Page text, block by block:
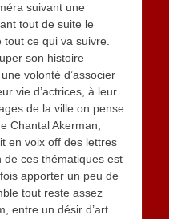
suivant une
tout de suite le
ce qui va suivre.
son histoire
volonté d’associer
vie d’actrices, à leur
de la ville on pense
Chantal Akerman,
en voix off des lettres
ces thématiques est
apporter un peu de
tout reste assez
entre un désir d’art